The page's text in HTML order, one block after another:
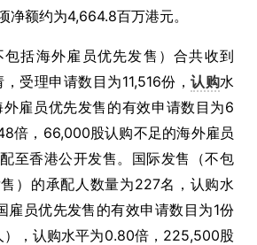
净额约为4,664.8百万港元。
括海外雇员优先发售）合共收到
，受理申请数目为11,516份，认购水
雇员优先发售的有效申请数目为6
倍，66,000股认购不足的海外雇员
至香港公开发售。国际发售（不包
）的承配人数量为227名，认购水
雇员优先发售的有效申请数目为1份
），认购水平为0.80倍，225,500股